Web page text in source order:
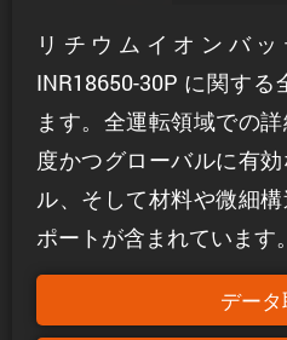
リチウムイオンバッ
INR18650-30P に関す
ます。全運転領域での
度かつグローバルに有
ル、そして材料や微細
ポートが含まれています。
データ